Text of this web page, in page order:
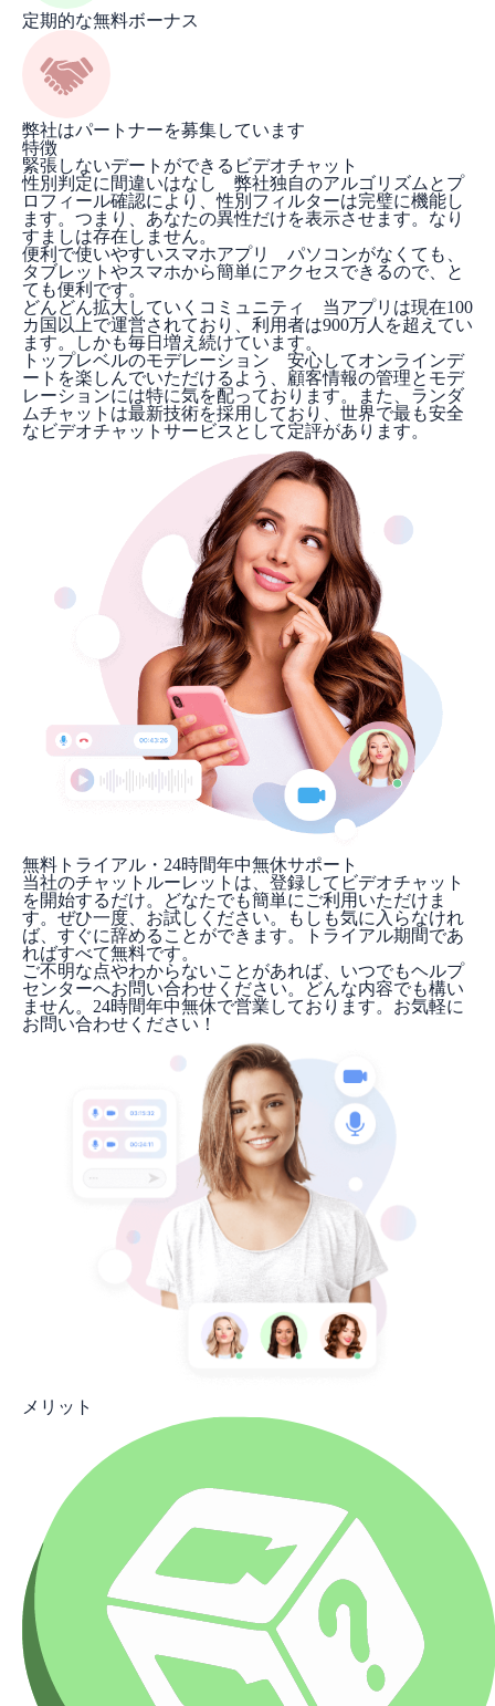
定期的な無料ボーナス
弊社はパートナーを募集しています
特徴
緊張しないデートができるビデオチャット
性別判定に間違いはなし 弊社独自のアルゴリズムとプ
ロフィール確認により、性別フィルターは完璧に機能し
ます。つまり、あなたの異性だけを表示させます。なり
すましは存在しません。
便利で使いやすいスマホアプリ パソコンがなくても、
タブレットやスマホから簡単にアクセスできるので、と
ても便利です。
どんどん拡大していくコミュニティ 当アプリは現在100
カ国以上で運営されており、利用者は900万人を超えてい
ます。しかも毎日増え続けています。
トップレベルのモデレーション 安心してオンラインデ
ートを楽しんでいただけるよう、顧客情報の管理とモデ
レーションには特に気を配っております。また、ランダ
ムチャットは最新技術を採用しており、世界で最も安全
なビデオチャットサービスとして定評があります。
無料トライアル・24時間年中無休サポート
当社のチャットルーレットは、登録してビデオチャット
を開始するだけ。どなたでも簡単にご利用いただけま
す。ぜひ一度、お試しください。もしも気に入らなけれ
ば、すぐに辞めることができます。トライアル期間であ
ればすべて無料です。
ご不明な点やわからないことがあれば、いつでもヘルプ
センターへお問い合わせください。どんな内容でも構い
ません。24時間年中無休で営業しております。お気軽に
お問い合わせください！
メリット